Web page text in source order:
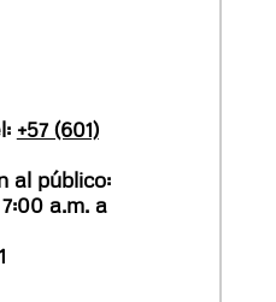
+57 (601)
al público:
a.m. a